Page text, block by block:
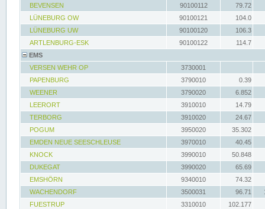
BEVENSEN
90100112
79.72
LÜNEBURG OW
90100121
104.0
LÜNEBURG UW
90100120
106.3
ARTLENBURG-ESK
90100122
114.7
EMS
VERSEN WEHR OP
3730001
PAPENBURG
3790010
0.39
WEENER
3790020
6.852
LEERORT
3910010
14.79
TERBORG
3910020
24.67
POGUM
3950020
35.302
EMDEN NEUE SEESCHLEUSE
3970010
40.45
KNOCK
3990010
50.848
DUKEGAT
3990020
65.69
EMSHÖRN
9340010
74.32
WACHENDORF
3500031 96.71
FUESTRUP
3310010
102.177